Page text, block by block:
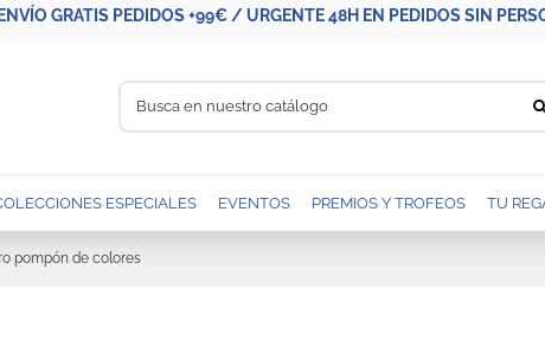
ENVÍO GRATIS PEDIDOS +99€ / URGENTE 48H EN PEDIDOS SIN
ESPECIALES EVENTOS PREMIOS Y TROFEOS TU
pompón de colores